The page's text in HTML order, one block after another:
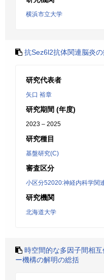
横浜市立大学
抗Sez6l2抗体関連脳炎
研究代表者
矢口 裕章
研究期間 (年度)
2023 – 2025
研究種目
基盤研究(C)
審査区分
小区分52020:神経内科学関
研究機関
北海道大学
時空間的な多因子間相
ー機構の解明の総括